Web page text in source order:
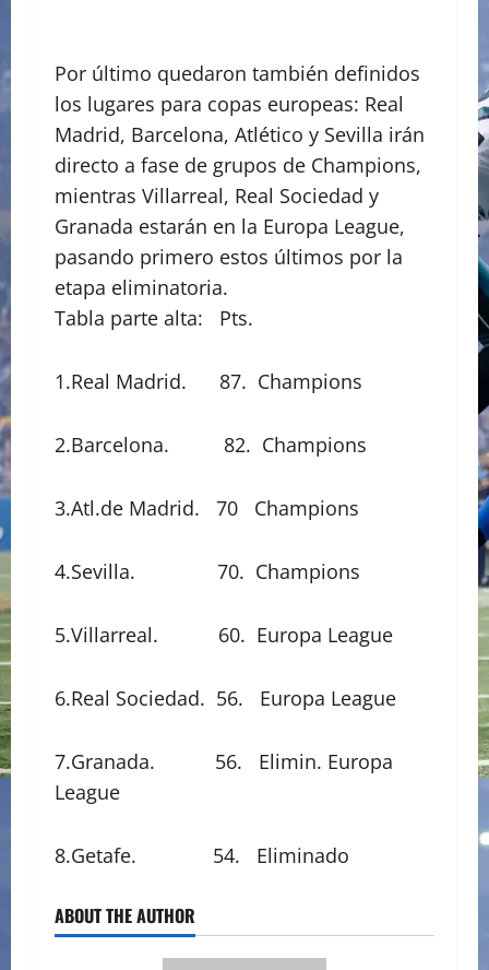
Por último quedaron también definidos
los lugares para copas europeas: Real
Madrid, Barcelona, Atlético y Sevilla irán
directo a fase de grupos de Champions,
mientras Villarreal, Real Sociedad y
Granada estarán en la Europa League,
pasando primero estos últimos por la
etapa eliminatoria.
Tabla parte alta: Pts.
1.Real Madrid. 87. Champions
2.Barcelona. 82. Champions
3.Atl.de Madrid. 70 Champions
4.Sevilla. 70. Champions
5.Villarreal. 60. Europa League
6.Real Sociedad. 56. Europa League
7.Granada. 56. Elimin. Europa
League
8.Getafe. 54. Eliminado
ABOUT THE AUTHOR